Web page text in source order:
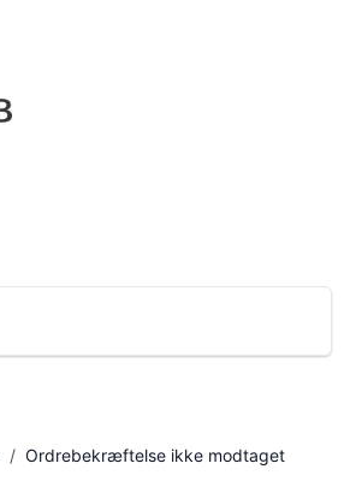
Ordrebekræftelse ikke modtaget